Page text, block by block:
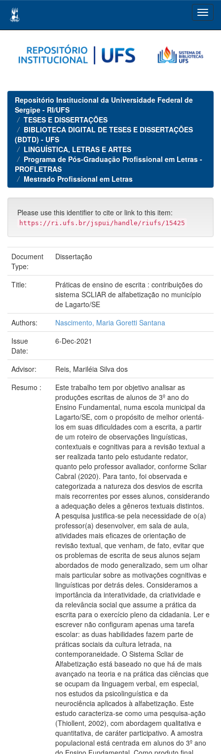
navigation
Repositório Institucional da Universidade Federal de
Sergipe - RI/UFS
TESES E DISSERTAÇÕES
BIBLIOTECA DIGITAL DE TESES E DISSERTAÇÕES
(BDTD) - UFS
LINGUÍSTICA, LETRAS E ARTES
Programa de Pós-Graduação Profissional em Letras -
PROFLETRAS
Mestrado Profissional em Letras
Please use this identifier to cite or link to this item:
https://ri.ufs.br/jspui/handle/riufs/15425
Document
Type:
Dissertação
Title:
Práticas de ensino de escrita : contribuições do
sistema SCLIAR de alfabetização no município
de Lagarto/SE
Authors:
Nascimento, Maria Goretti Santana
Issue
Date:
6-Dec-2021
Advisor:
Reis, Mariléia Silva dos
Resumo :
Este trabalho tem por objetivo analisar as
produções escritas de alunos de 3º ano do
Ensino Fundamental, numa escola municipal da
Lagarto/SE, com o propósito de melhor orientá-
los em suas dificuldades com a escrita, a partir
de um roteiro de observações linguísticas,
contextuais e cognitivas para a revisão textual a
ser realizada tanto pelo estudante redator,
quanto pelo professor avaliador, conforme Scliar
Cabral (2020). Para tanto, foi observada e
categorizada a natureza dos desvios de escrita
mais recorrentes por esses alunos, considerando
a adequação deles a gêneros textuais distintos.
A pesquisa justifica-se pela necessidade de o(a)
professor(a) desenvolver, em sala de aula,
atividades mais eficazes de orientação de
revisão textual, que venham, de fato, evitar que
os problemas de escrita de seus alunos sejam
abordados de modo generalizado, sem um olhar
mais particular sobre as motivações cognitivas e
linguísticas por detrás deles. Consideramos a
importância da interatividade, da criatividade e
da relevância social que assume a prática da
escrita para o exercício pleno da cidadania. Ler e
escrever não configuram apenas uma tarefa
escolar: as duas habilidades fazem parte de
práticas sociais da cultura letrada, na
contemporaneidade. O Sistema Scliar de
Alfabetização está baseado no que há de mais
avançado na teoria e na prática das ciências que
se ocupam da linguagem verbal, em especial,
nos estudos da psicolinguística e da
neurociência aplicados à alfabetização. Este
estudo caracteriza-se como uma pesquisa-ação
(Thiollent, 2002), com abordagem qualitativa e
quantitativa, de caráter participativo. A amostra
populacional está centrada em alunos do 3º ano